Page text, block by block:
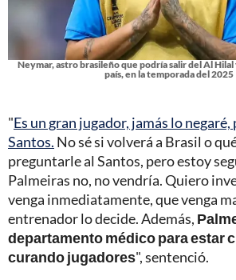
Neymar, astro brasileño que podría salir del Al
país, en la temporada del 2025
"Es un gran jugador, jamás lo negaré,
Santos. No sé si volverá a Brasil o
preguntarle al Santos, pero estoy
Palmeiras no, no vendría. Quiero
venga inmediatamente, que venga
entrenador lo decide. Además,
departamento médico para estar
curando jugadores", sentenció.